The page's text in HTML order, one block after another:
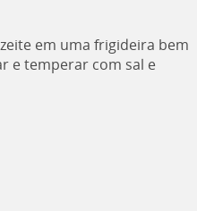
em uma frigideira bem
e temperar com sal e